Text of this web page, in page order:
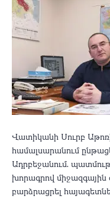
Վատիկանի Սուրբ
համալսարանում
Ադրբեջանում.
խորագրով միջազգային
բարձրացրել